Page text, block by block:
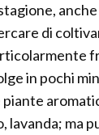
di
in pochi
lavanda; ma